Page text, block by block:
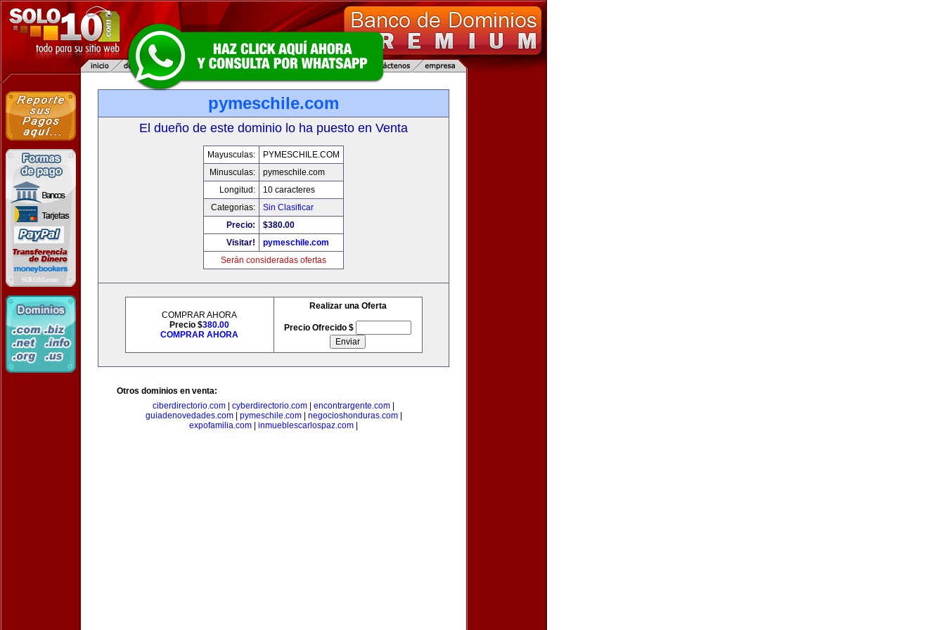
pymeschile.com
El dueño de este dominio lo ha puesto en Venta
Mayusculas:
PYMESCHILE.COM
Minusculas:
pymeschile.com
Longitud:
10 caracteres
Categorias:
Sin Clasificar
Precio:
$380.00
Visitar!
pymeschile.com
Serán consideradas ofertas
COMPRAR AHORA
Precio $380.00
COMPRAR AHORA
Realizar una Oferta
Precio Ofrecido $
Otros dominios en venta:
ciberdirectorio.com
cyberdirectorio.com encontrargente.com
guiadenovedades.com| pymeschile.com| negocioshonduras.com|
expofamilia.com
inmueblescarlospaz.com